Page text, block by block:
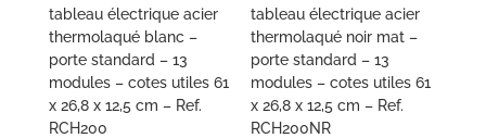
tableau électrique acier
thermolaqué blanc –
porte standard – 13
modules – cotes utiles 61
x 26,8 x 12,5 cm – Ref.
RCH200
tableau électrique acier
thermolaqué noir mat –
porte standard – 13
modules – cotes utiles 61
x 26,8 x 12,5 cm – Ref.
RCH200NR